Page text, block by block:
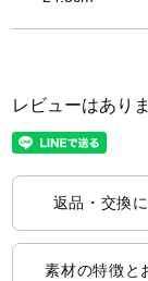
レビューはあり
返品・交換
素材の特徴と